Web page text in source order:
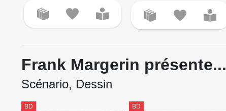
Frank Margerin présente...
Scénario, Dessin
BD BD